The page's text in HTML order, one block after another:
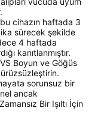
bu cihazın haftada 3
sürecek şekilde
4 haftada
kanıtlanmıştır.
Boyun ve Göğüs
sorunsuz bir
ancak
Bir Işıltı İçin